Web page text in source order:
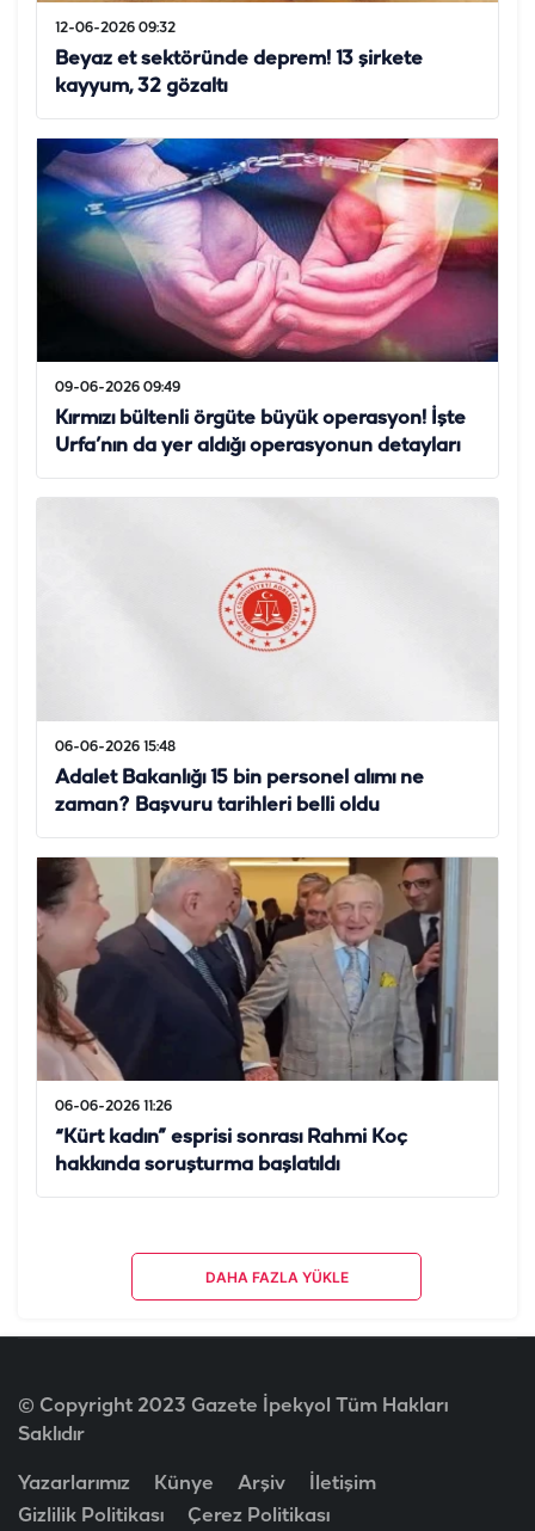
12-06-2026 09:32
Beyaz et sektöründe deprem! 13 şirkete
kayyum, 32 gözaltı
09-06-2026 09:49
Kırmızı bültenli örgüte büyük operasyon! İşte
Urfa’nın da yer aldığı operasyonun detayları
06-06-2026 15:48
Adalet Bakanlığı 15 bin personel alımı ne
zaman? Başvuru tarihleri belli oldu
06-06-2026 11:26
“Kürt kadın” esprisi sonrası Rahmi Koç
hakkında soruşturma başlatıldı
DAHA FAZLA YÜKLE
© Copyright 2023 Gazete İpekyol Tüm Hakları
Saklıdır
Yazarlarımız Künye Arşiv
İletişim
Gizlilik Politikası
Çerez Politikası